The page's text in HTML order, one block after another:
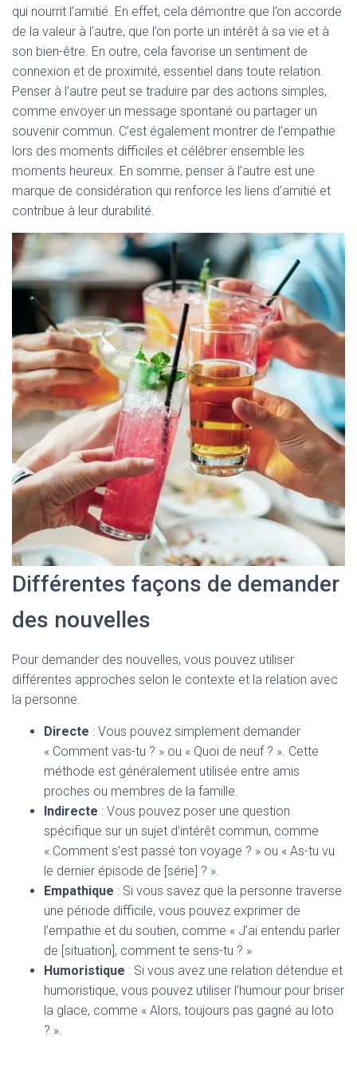
qui nourrit l’amitié. En effet, cela démontre que l’on accorde
de la valeur à l’autre, que l’on porte un intérêt à sa vie et à
son bien-être. En outre, cela favorise un sentiment de
connexion et de proximité, essentiel dans toute relation.
Penser à l’autre peut se traduire par des actions simples,
comme envoyer un message spontané ou partager un
souvenir commun. C’est également montrer de l’empathie
lors des moments difficiles et célébrer ensemble les
moments heureux. En somme, penser à l’autre est une
marque de considération qui renforce les liens d’amitié et
contribue à leur durabilité.
Différentes façons de demander
des nouvelles
Pour demander des nouvelles, vous pouvez utiliser
différentes approches selon le contexte et la relation avec
la personne.
Directe : Vous pouvez simplement demander
« Comment vas-tu ? » ou « Quoi de neuf ? ». Cette
méthode est généralement utilisée entre amis
proches ou membres de la famille.
Indirecte : Vous pouvez poser une question
spécifique sur un sujet d’intérêt commun, comme
« Comment s’est passé ton voyage ? » ou « As-tu vu
le dernier épisode de [série] ? ».
Empathique : Si vous savez que la personne traverse
une période difficile, vous pouvez exprimer de
l’empathie et du soutien, comme « J’ai entendu parler
de [situation], comment te sens-tu ? »
Humoristique : Si vous avez une relation détendue et
humoristique, vous pouvez utiliser l’humour pour briser
la glace, comme « Alors, toujours pas gagné au loto
? ».